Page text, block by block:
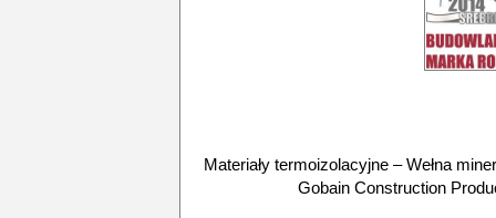
Materiały termoizolacyjne – Wełna
Gobain Construction